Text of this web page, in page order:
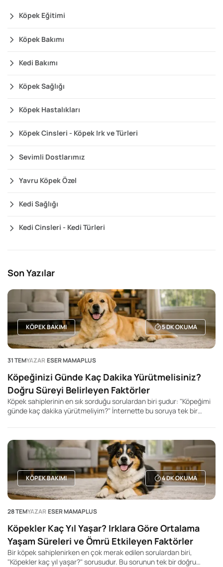
Köpek Eğitimi
Köpek Bakımı
Kedi Bakımı
Köpek Sağlığı
Köpek Hastalıkları
Köpek Cinsleri - Köpek Irk ve Türleri
Sevimli Dostlarımız
Yavru Köpek Özel
Kedi Sağlığı
Kedi Cinsleri - Kedi Türleri
Son Yazılar
KÖPEK BAKIMI 5DK OKUMA
31 TEMYAZAR ESER MAMAPLUS
Köpeğinizi Günde Kaç Dakika Yürütmelisiniz?
Doğru Süreyi Belirleyen Faktörler
Köpek sahiplerinin en sık sorduğu sorulardan biri şudur: "Köpeğimi
günde kaç dakika yürütmeliyim?" İnternette bu soruya tek bir
köpek için geçerli tek bir yürüyüş süresi yoktur.
KÖPEK BAKIMI 4DK OKUMA
28 TEMYAZAR ESER MAMAPLUS
Köpekler Kaç Yıl Yaşar? Irklara Göre Ortalama
Yaşam Süreleri ve Ömrü Etkileyen Faktörler
Bir köpek sahiplenirken en çok merak edilen sorulardan biri,
"Köpekler kaç yıl yaşar?" sorusudur. Bu sorunun tek bir doğru